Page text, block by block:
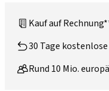
Kauf auf
30 Tage
Rund 10 Mio.